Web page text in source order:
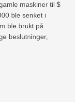
maskiner til $
ble senket i
ble brukt på
beslutninger,